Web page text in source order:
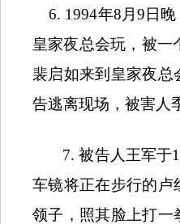
6. 1994年8 月 9 日
皇家夜总会玩，被一
裴启如来到皇家夜
告逃离现场，被害人
7.被告人王军于
车镜将正在步行的卢
领子，照其脸上打一